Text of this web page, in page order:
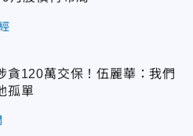
貪120萬交保！伍麗華：我們
孤單